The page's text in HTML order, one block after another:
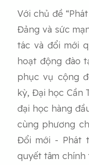
Với chủ đề
Đảng và sức
tác và đổi mới
hoạt động đào
phục vụ cộng
kỳ, Đại học Cần
đại học hàng
cùng phương
Đổi mới - Phát
quyết tâm chính